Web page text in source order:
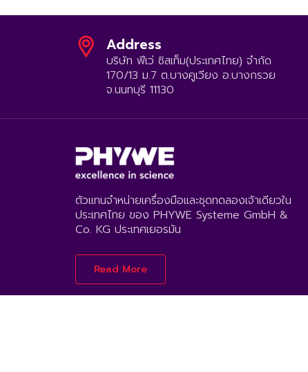
Address
บริษัท ฟีเว่ ซิสเท็ม(ประเทศไทย) จำกัด
170/13 ม.7 ต.บางคูเวียง อ.บางกรวย
จ.นนทบุรี 11130
ตัวแทนจำหน่ายเครื่องมือและชุดทดลองเจ้าเดียวใน
ประเทศไทย ของ PHYWE Systeme GmbH &
Co. KG ประเทศเยอรมัน
Read More